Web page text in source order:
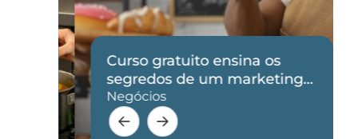
Curso gratuito ensina os
segredos de um marketing
eficaz
Negócios